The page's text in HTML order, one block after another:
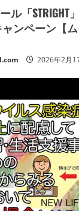
ル「STRIGHT
ンペーン【
2026年2月